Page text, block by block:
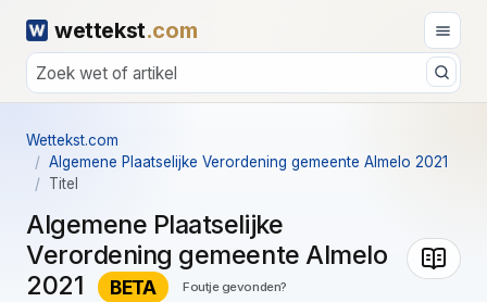
wettekst.com
Wettekst.com
Algemene Plaatselijke Verordening gemeente Almelo 2021
Titel
Algemene Plaatselijke
Verordening gemeente Almelo
2021
BETA Foutje gevonden?